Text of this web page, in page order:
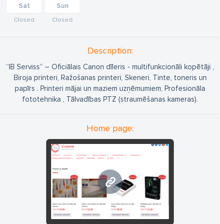
Sat
Closed
Sun
Closed
Description:
“IB Serviss” – Oficiālais Canon dīleris - multifunkcionāli kopētāji ,
Biroja printeri, Ražošanas printeri, Skeneri, Tinte, toneris un
papīrs . Printeri mājai un maziem uzņēmumiem, Profesionāla
fototehnika , Tālvadības PTZ (straumēšanas kameras).
Home page:
www.ibserviss.lv